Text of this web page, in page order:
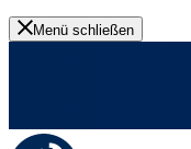
Menü schließen